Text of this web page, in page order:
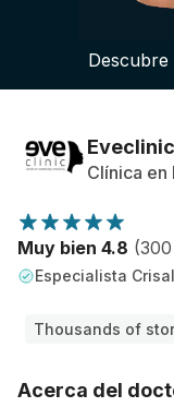
Plataforma 3D
Planes y Precios
Reseñas de
Descubre
Eveclinic
Clínica en
Muy bien 4.8
Especialista
Thousands of
Acerca del